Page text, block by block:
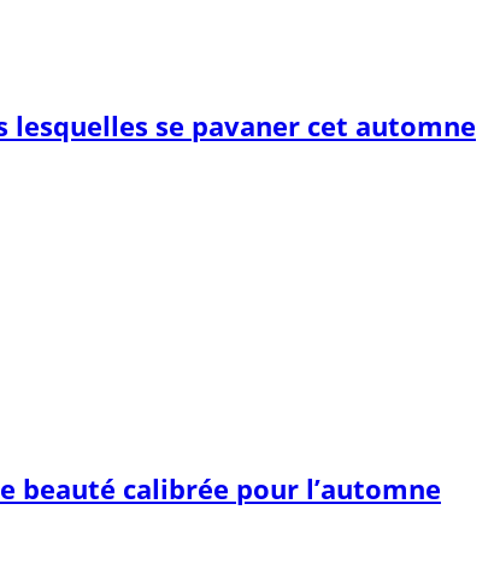
lesquelles se pavaner cet automne
beauté calibrée pour l’automne